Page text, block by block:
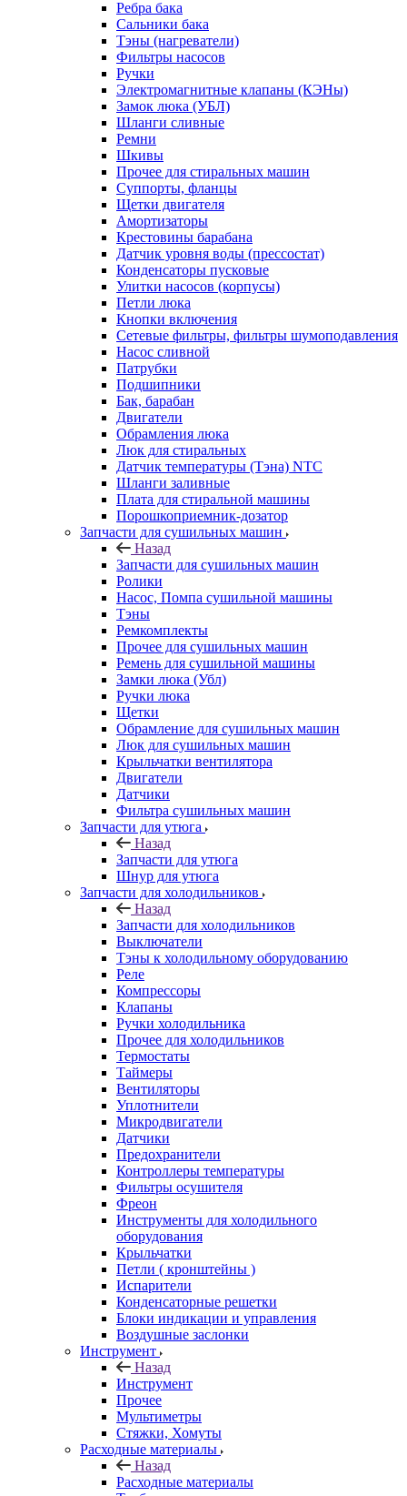
Ребра бака
Сальники бака
Тэны (нагреватели)
Фильтры насосов
Ручки
Электромагнитные клапаны (КЭНы)
Замок люка (УБЛ)
Шланги сливные
Ремни
Шкивы
Прочее для стиральных машин
Суппорты, фланцы
Щетки двигателя
Амортизаторы
Крестовины барабана
Датчик уровня воды (прессостат)
Конденсаторы пусковые
Улитки насосов (корпусы)
Петли люка
Кнопки включения
Сетевые фильтры, фильтры шумоподавления
Насос сливной
Патрубки
Подшипники
Бак, барабан
Двигатели
Обрамления люка
Люк для стиральных
Датчик температуры (Тэна) NTC
Шланги заливные
Плата для стиральной машины
Порошкоприемник-дозатор
Запчасти для сушильных машин
Назад
Запчасти для сушильных машин
Ролики
Насос, Помпа сушильной машины
Тэны
Ремкомплекты
Прочее для сушильных машин
Ремень для сушильной машины
Замки люка (Убл)
Ручки люка
Щетки
Обрамление для сушильных машин
Люк для сушильных машин
Крыльчатки вентилятора
Двигатели
Датчики
Фильтра сушильных машин
Запчасти для утюга
Назад
Запчасти для утюга
Шнур для утюга
Запчасти для холодильников
Назад
Запчасти для холодильников
Выключатели
Тэны к холодильному оборудованию
Реле
Компрессоры
Клапаны
Ручки холодильника
Прочее для холодильников
Термостаты
Таймеры
Вентиляторы
Уплотнители
Микродвигатели
Датчики
Предохранители
Контроллеры температуры
Фильтры осушителя
Фреон
Инструменты для холодильного
оборудования
Крыльчатки
Петли ( кронштейны )
Испарители
Конденсаторные решетки
Блоки индикации и управления
Воздушные заслонки
Инструмент
Назад
Инструмент
Прочее
Мультиметры
Стяжки, Хомуты
Расходные материалы
Назад
Расходные материалы